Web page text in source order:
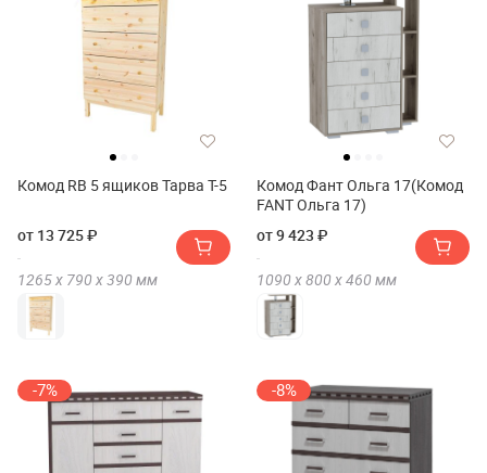
Комод RB 5 ящиков Тарва Т-5
от 13 725 ₽
1265 х 790 х390 мм
Комод Фант Ольга 17(Комод
FANT Ольга 17)
от 9 423 ₽
1090 х800 х460 мм
-7% -8%